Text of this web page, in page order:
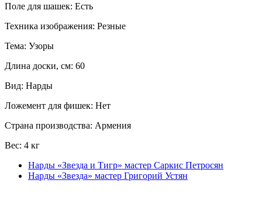
Поле для шашек: Есть
Техника изображения: Резные
Тема: Узоры
Длина доски, см: 60
Вид: Нарды
Ложемент для фишек: Нет
Страна производства: Армения
Вес: 4 кг
Нарды «Звезда и Тигр» мастер Саркис Петросян
Нарды «Звезда» мастер Григорий Устян